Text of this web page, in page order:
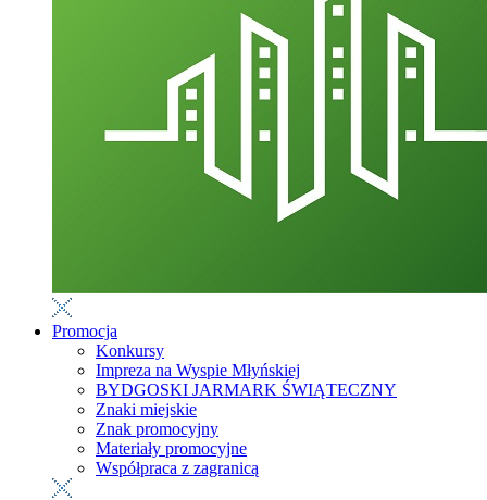
Promocja
Konkursy
Impreza na Wyspie Młyńskiej
BYDGOSKI JARMARK ŚWIĄTECZNY
Znaki miejskie
Znak promocyjny
Materiały promocyjne
Współpraca z zagranicą